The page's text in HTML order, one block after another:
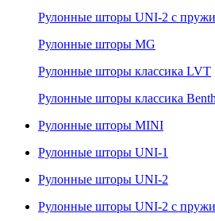
Рулонные шторы UNI-2 с
Рулонные шторы MG
Рулонные шторы классика LVT
Рулонные шторы классика
Рулонные шторы MINI
Рулонные шторы UNI-1
Рулонные шторы UNI-2
Рулонные шторы UNI-2 с